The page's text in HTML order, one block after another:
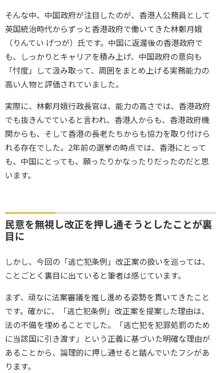
そんな中、中国政府が注目したのが、香港人公務員として
英国統治時代からずっと香港政府で働いてきた林鄭月娥
（りんてい げつが）氏です。中国に返還後の香港政府で
も、しっかりとキャリアを積み上げ、中国政府の意向も
「忖度」して汲み取って、周囲をまとめ上げる実務能力の
高い人物と評価されていました。
実際に、林鄭月娥行政長官は、能力の高さでは、香港政府
でも抜きんでていると言われ、香港人からも、香港政府機
関からも、そして香港の長老たちからも協力を取り付けら
れる存在でした。2年前の選挙の時点では、香港にとって
も、中国にとっても、願ったりかなったりだったのだと思
います。
民意を無視し改正を押し通そうとしたことが裏
目に
しかし、今回の「逃亡犯条例」改正案の扱いを巡っては、
ことごとく裏目に出ていると筆者は感じています。
まず、頑なに法案審議を推し進める姿勢を貫いてきたこと
です。確かに、「逃亡犯条例」改正案を提案した理由は、
法の不備を埋めることでした。「逃亡犯を犯罪処罰のため
に当該国に引き渡す」という正義に基づいた明確な理由が
あることから、論理的に押し通せると踏んでいたフシがあ
ります。